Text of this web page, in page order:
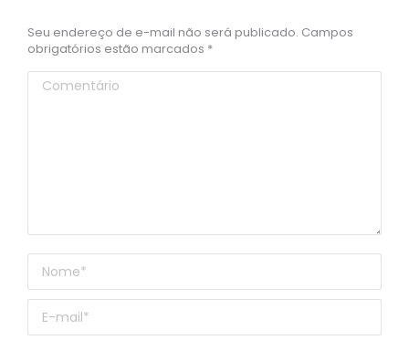
Seu endereço de e-mail não será publicado. Campos
obrigatórios estão marcados *
Comentário
Nome *
E-mail *